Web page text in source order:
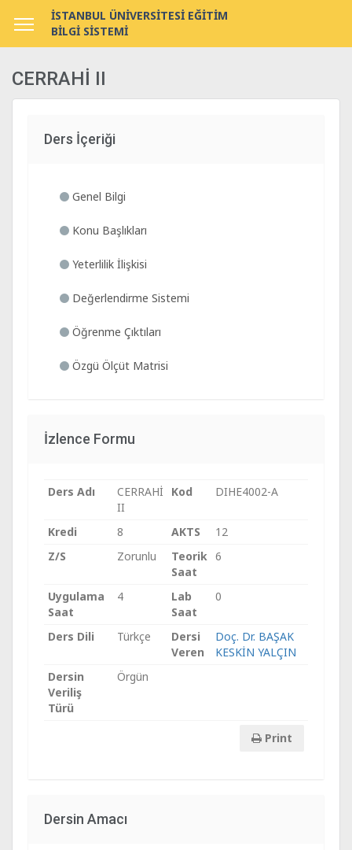
İSTANBUL ÜNİVERSİTESİ EĞİTİM
BİLGİ SİSTEMİ
CERRAHİ II
Ders İçeriği
Genel Bilgi
Konu Başlıkları
Yeterlilik İlişkisi
Değerlendirme Sistemi
Öğrenme Çıktıları
Özgü Ölçüt Matrisi
İzlence Formu
Ders Adı
CERRAHİ
II
Kod DIHE4002-A
Kredi 8 AKTS
12
Z/S
Zorunlu
Teorik
Saat
6
Uygulama
Saat
4
Lab
Saat
0
Ders Dili Türkçe
Dersi
Veren
Doç. Dr. BAŞAK
KESKİN YALÇIN
Dersin
Veriliş
Türü
Örgün
Print
Dersin Amacı